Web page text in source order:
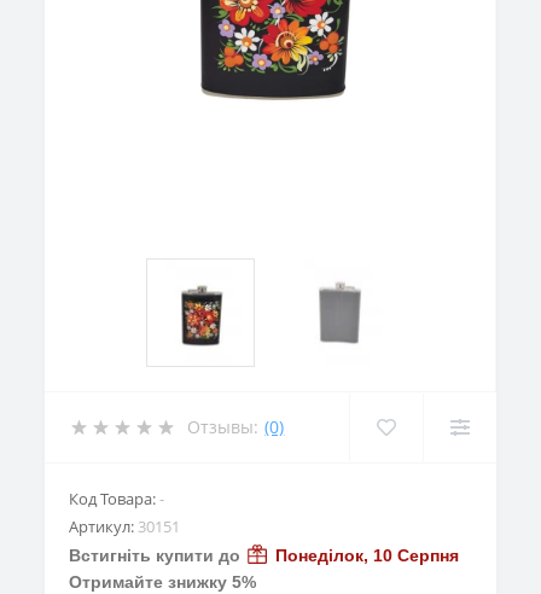
Отзывы: (0)
Код Товара:-
Артикул: 30151
Встигніть купити до
Понеділок, 10 Серпня
Отримайте знижку 5%